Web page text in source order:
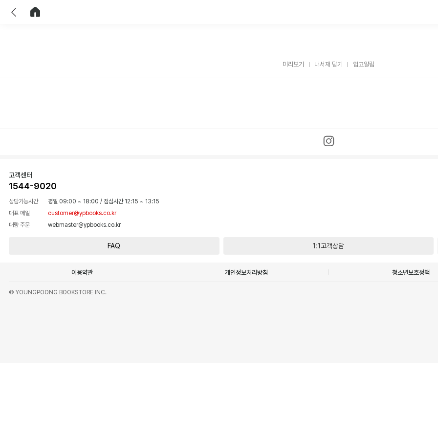
미리보기 내서재 담기 입고알림
고객센터
1544-9020
상담가능시간 평일 09:00 ~ 18:00 / 점심시간 12:15 ~ 13:15
대표 메일
customer@ypbooks.co.kr
대량 주문
webmaster@ypbooks.co.kr
FAQ 1:1고객상담
이용약관 개인정보처리방침 청소년보호정책
© YOUNGPOONG BOOKSTORE INC.